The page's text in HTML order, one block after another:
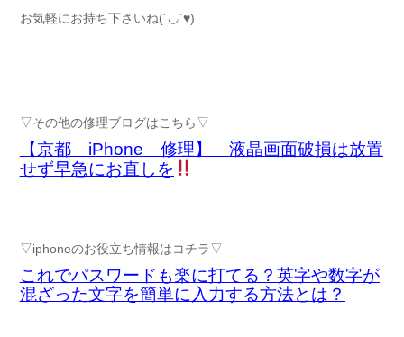
お気軽にお持ち下さいね(´◡`♥)
▽その他の修理ブログはこちら▽
【京都 iPhone 修理】 液晶画面破損は放置
せず早急にお直しを
▽iphoneのお役立ち情報はコチラ▽
これでパスワードも楽に打てる？英字や数字が
混ざった文字を簡単に入力する方法とは？